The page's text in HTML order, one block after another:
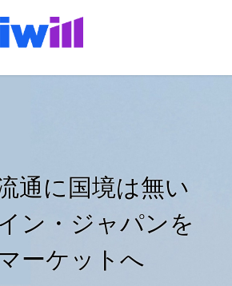
通に国境は無い
ン・ジャパンを
ーケットへ